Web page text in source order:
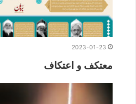
2023-01-23
معتکف و اعتکاف